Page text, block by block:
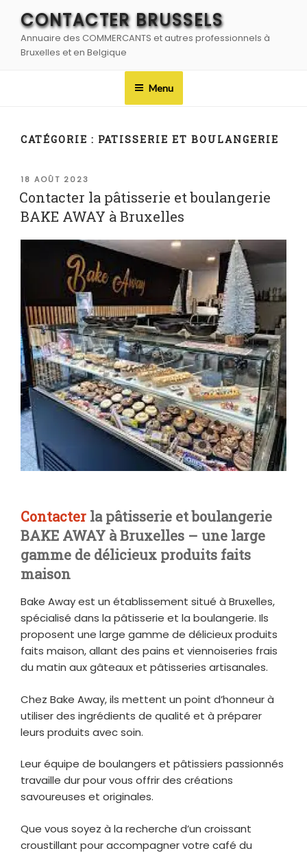
contenu
principal
CONTACTER BRUSSELS
Annuaire des COMMERCANTS et autres professionnels à
Bruxelles et en Belgique
Menu
CATÉGORIE : PATISSERIE ET BOULANGERIE
PUBLIÉ
LE
18 AOÛT 2023
Contacter la pâtisserie et boulangerie
BAKE AWAY à Bruxelles
Contacter la pâtisserie et boulangerie
BAKE AWAY à Bruxelles – une large
gamme de délicieux produits faits
maison
Bake Away est un établissement situé à Bruxelles,
spécialisé dans la pâtisserie et la boulangerie. Ils
proposent une large gamme de délicieux produits
faits maison, allant des pains et viennoiseries frais
du matin aux gâteaux et pâtisseries artisanales.
Chez Bake Away, ils mettent un point d’honneur à
utiliser des ingrédients de qualité et à préparer
leurs produits avec soin.
Leur équipe de boulangers et pâtissiers passionnés
travaille dur pour vous offrir des créations
savoureuses et originales.
Que vous soyez à la recherche d’un croissant
croustillant pour accompagner votre café du